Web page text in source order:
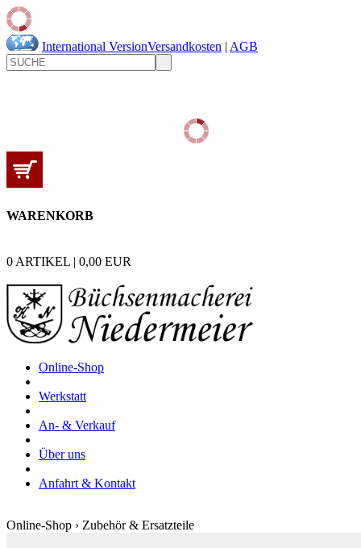
International VersionVersandkosten | AGB
WARENKORB
0 ARTIKEL | 0,00 EUR
Online-Shop
Werkstatt
An- & Verkauf
Über uns
Anfahrt & Kontakt
Online-Shop › Zubehör & Ersatzteile